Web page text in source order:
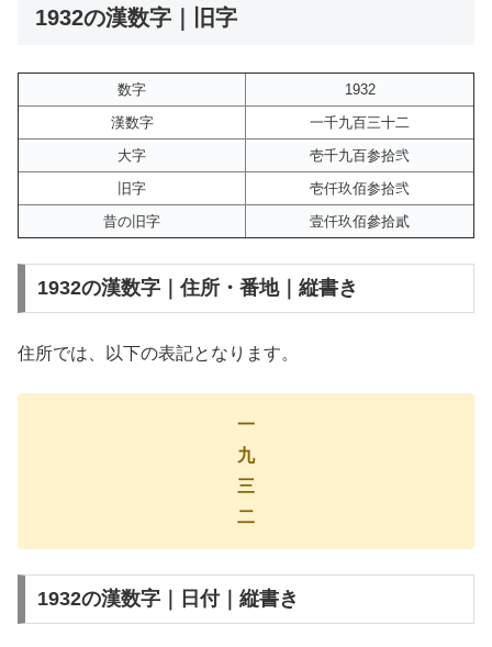
1932の漢数字｜旧字
数字
1932
漢数字
一千九百三十二
大字
壱千九百参拾弐
旧字
壱仟玖佰参拾弐
昔の旧字
壹仟玖佰參拾貳
1932の漢数字｜住所・番地｜縦書き
住所では、以下の表記となります。
一
九
三
二
1932の漢数字｜日付｜縦書き